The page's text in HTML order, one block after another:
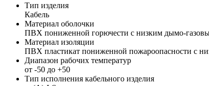
Тип изделия
Кабель
Материал оболочки
ПВХ пониженной горючести с низким дымо-
Материал изоляции
ПВХ пластикат пониженной пожароопасности с
Диапазон рабочих температур
от -50 до +50
Тип исполнения кабельного изделия